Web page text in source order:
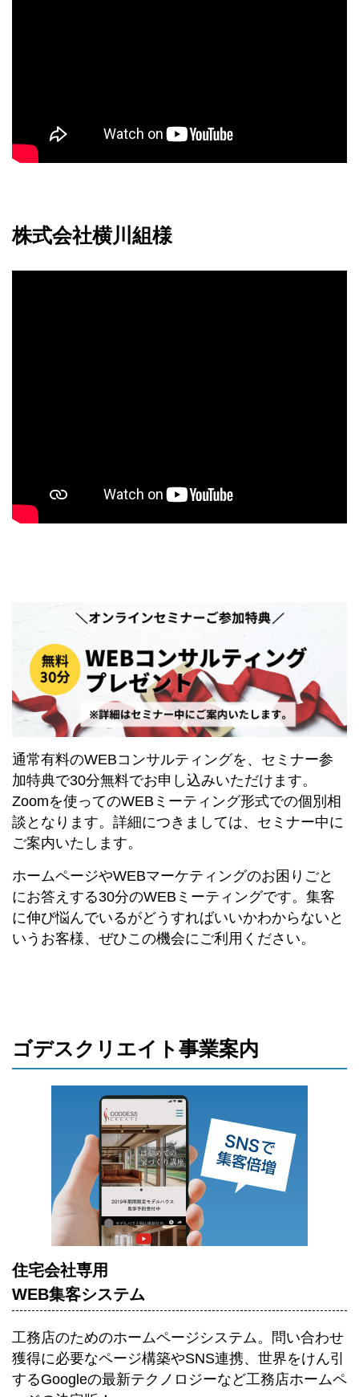
株式会社横川組様
通常有料のWEBコンサルティングを、セミナー参
加特典で30分無料でお申し込みいただけます。
Zoomを使ってのWEBミーティング形式での個別相
談となります。詳細につきましては、セミナー中に
ご案内いたします。
ホームページやWEBマーケティングのお困りごと
にお答えする30分のWEBミーティングです。集客
に伸び悩んでいるがどうすればいいかわからないと
いうお客様、ぜひこの機会にご利用ください。
ゴデスクリエイト事業案内
住宅会社専用
WEB集客システム
工務店のためのホームページシステム。 問い合わせ
獲得に必要なページ構築やSNS連携、世界をけん引
するGoogleの最新テクノロジーなど工務店ホームペ